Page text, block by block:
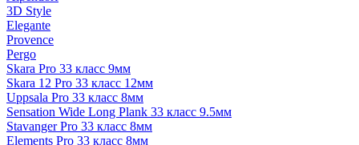
3D Style
Elegante
Provence
Pergo
Skara Pro 33 класс 9мм
Skara 12 Pro 33 класс 12мм
Uppsala Pro 33 класс 8мм
Sensation Wide Long Plank 33 класс 9.5мм
Stavanger Pro 33 класс 8мм
Elements Pro 33 класс 8мм